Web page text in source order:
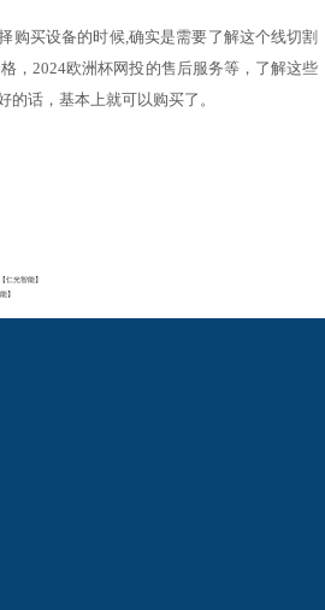
购买设备的时候,确实是需要了解这个线切割
，2024欧洲杯网投的售后服务等，了解这些
话，基本上就可以购买了。
仁光智能】
】